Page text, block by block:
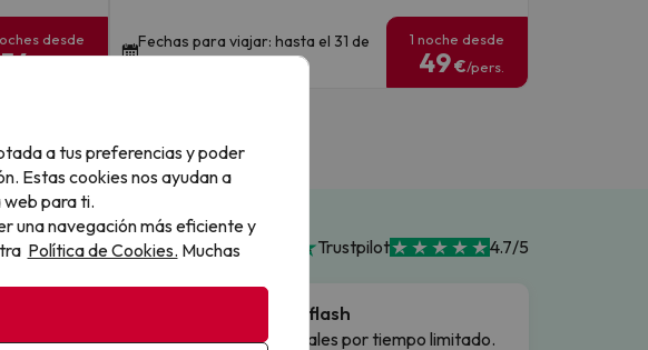
desde
Fechas para viajar: hasta el 31 de
1 noche desde
49€/pers.
Trustpilot 4.7/5
financia tu viaje.
Ofertas flash
Precios reales por tiempo limitado.
a tus preferencias y poder
Estas cookies nos ayudan a
para ti.
una navegación más eficiente y
Política de Cookies. Muchas